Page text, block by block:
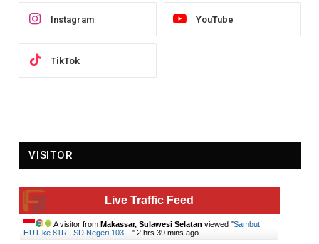
Instagram YouTube
TikTok
VISITOR
Live Traffic Feed
A visitor from Makassar, Sulawesi Selatan viewed "Sambut
HUT ke 81RI, SD Negeri 103… " 2 hrs 39 mins ago